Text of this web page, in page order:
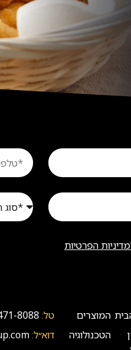
הפרטיות
המוצרים
הטכנולוגיה
טל: 8088
דוא״ל: